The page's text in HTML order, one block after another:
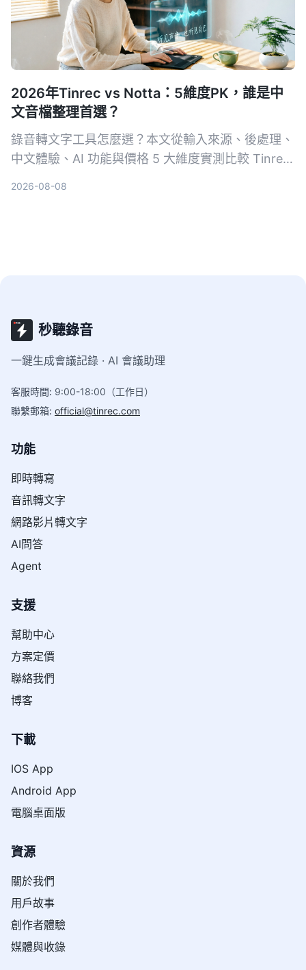
2026年Tinrec vs Notta：5維度PK，誰是中
文音檔整理首選？
錄音轉文字工具怎麼選？本文從輸入來源、後處理、
中文體驗、AI 功能與價格 5 大維度實測比較 Tinrec
2026-08-08
秒聽錄音
一鍵生成會議記錄 · AI 會議助理
客服時間: 9:00-18:00（工作日）
聯繫郵箱: official@tinrec.com
功能
即時轉寫
音訊轉文字
網路影片轉文字
AI問答
Agent
支援
幫助中心
方案定價
聯絡我們
博客
下載
IOS App
Android App
電腦桌面版
資源
關於我們
用戶故事
創作者體驗
媒體與收錄